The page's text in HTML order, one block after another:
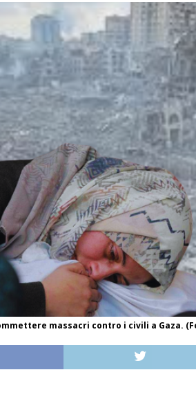
massacri contro i civili a Gaza.